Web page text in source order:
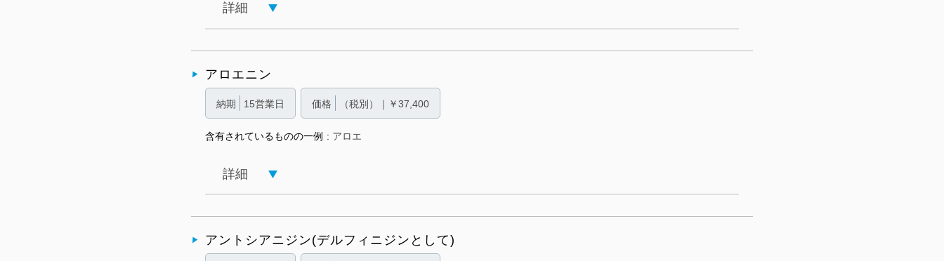
詳細
アロエニン
納期 15営業日 価格 （税別）｜￥37,400
含有されているものの一例 アロエ
詳細
アントシアニジン(デルフィニジンとして)